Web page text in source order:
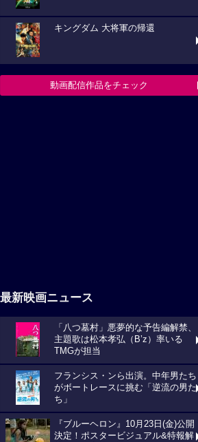
キングダム 大将軍の帰還
動画配信作品をチェック
最新映画ニュース
「八つ墓村」悪夢的な予告編解禁、
主題歌は松本孝弘（B’z）率いる
TMGが担当
フランシス・ンら出演。中年男たち
がボートレースに挑む「逆流の男た
ち」
『ブルーヘロン』10月23日(金)公開
決定！ポスタービジュアル&特報解